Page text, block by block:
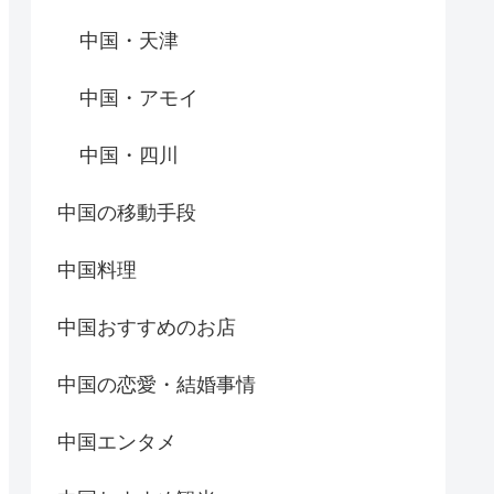
中国・天津
中国・アモイ
中国・四川
中国の移動手段
中国料理
中国おすすめのお店
中国の恋愛・結婚事情
中国エンタメ